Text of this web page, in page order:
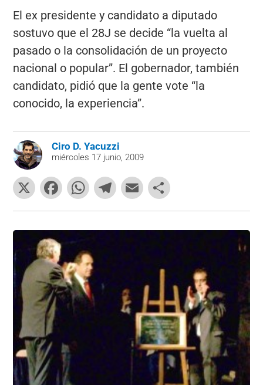
El ex presidente y candidato a diputado
sostuvo que el 28J se decide “la vuelta al
pasado o la consolidación de un proyecto
nacional o popular”. El gobernador, también
candidato, pidió que la gente vote “la
conocido, la experiencia”.
Ciro D. Yacuzzi
miércoles 17 junio, 2009
X
F
a
c
e
b
o
o
k
W
h
at
A
p
p
T
el
e
gr
a
m
E
m
ai
o
m
ar
tir